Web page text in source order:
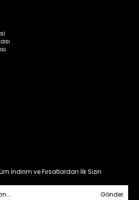
İndirim ve Fırsatlardan İlk Sizin
Gönder